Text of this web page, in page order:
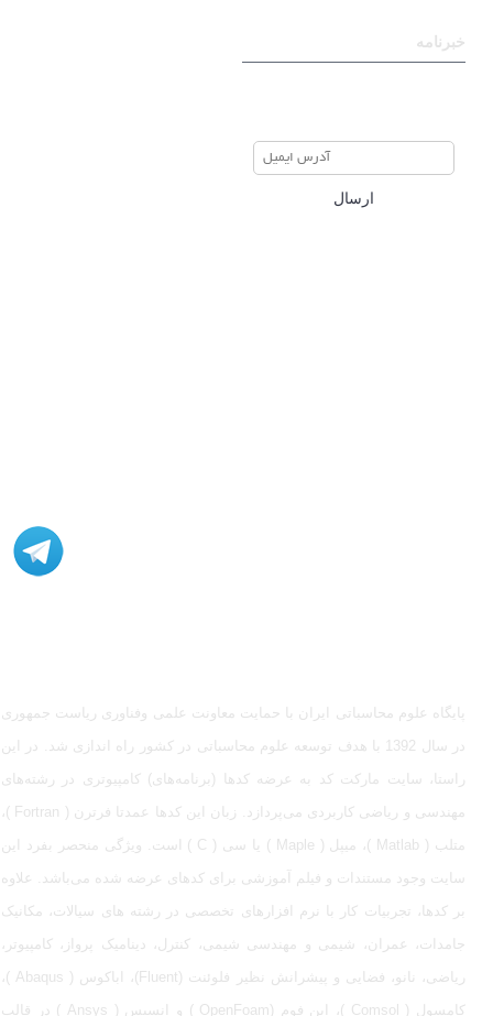
خبرنامه
ارسال
پایگاه علوم محاسباتی ایران با حمایت معاونت علمی وفناوری ریاست جمهوری
در سال 1392 با هدف توسعه علوم محاسباتی در کشور راه اندازی شد. در این
راستا، سایت مارکت کد به عرضه کدها (برنامه‌های) کامپیوتری در رشته‌های
مهندسی و ریاضی کاربردی می‌پردازد. زبان این کدها عمدتا فرترن ( Fortran )،
متلب ( Matlab )، میپل ( Maple ) یا سی ( C ) است. ویژگی منحصر بفرد این
سایت وجود مستندات و فیلم آموزشی برای کدهای عرضه شده می‌باشد. علاوه
بر کدها، تجربیات کار با نرم افزارهای تخصصی در رشته های سیالات، مکانیک
جامدات، عمران، شیمی و مهندسی شیمی، کنترل، دینامیک پرواز، کامپیوتر،
ریاضی، نانو، فضایی و پیشرانش نظیر فلوئنت (Fluent)، اباکوس ( Abaqus )،
کامسول ( Comsol )، اپن فوم (OpenFoam ) و انسیس ( Ansys ) در قالب